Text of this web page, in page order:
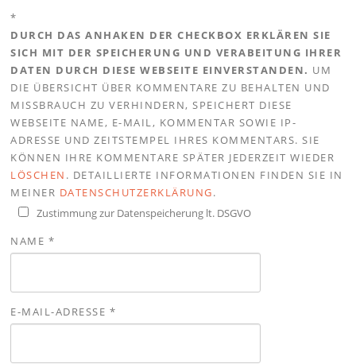
*
DURCH DAS ANHAKEN DER CHECKBOX ERKLÄREN SIE
SICH MIT DER SPEICHERUNG UND VERABEITUNG IHRER
DATEN DURCH DIESE WEBSEITE EINVERSTANDEN. UM
DIE ÜBERSICHT ÜBER KOMMENTARE ZU BEHALTEN UND
MISSBRAUCH ZU VERHINDERN, SPEICHERT DIESE
WEBSEITE NAME, E-MAIL, KOMMENTAR SOWIE IP-
ADRESSE UND ZEITSTEMPEL IHRES KOMMENTARS. SIE
KÖNNEN IHRE KOMMENTARE SPÄTER JEDERZEIT WIEDER
LÖSCHEN . DETAILLIERTE INFORMATIONEN FINDEN SIE IN
MEINER DATENSCHUTZERKLÄRUNG.
Zustimmung zur Datenspeicherung lt. DSGVO
NAME *
E-MAIL-ADRESSE *